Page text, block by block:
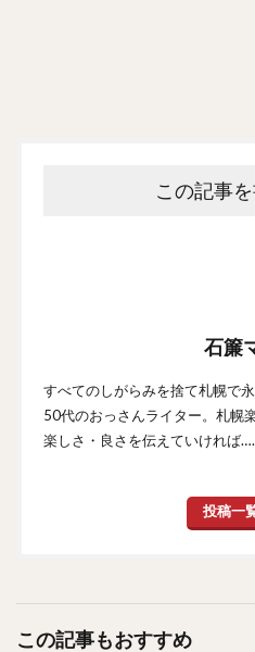
この記事
石簾
すべてのしがらみを捨て札幌で
50代のおっさんライター。札幌
楽しさ・良さを伝えていければ
投稿一
この記事もおすすめ